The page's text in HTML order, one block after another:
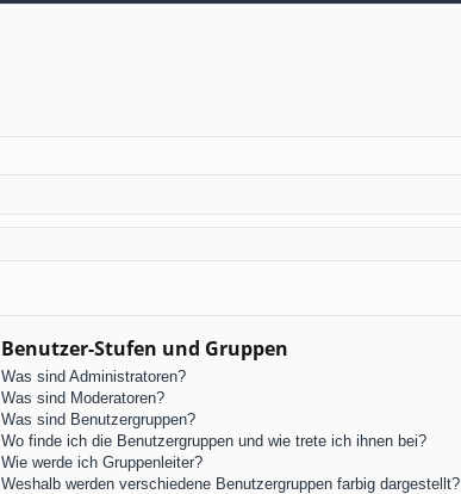
Benutzer-Stufen und Gruppen
Was sind Administratoren?
Was sind Moderatoren?
Was sind Benutzergruppen?
Wo finde ich die Benutzergruppen und wie trete ich ihnen bei?
Wie werde ich Gruppenleiter?
Weshalb werden verschiedene Benutzergruppen farbig dargestellt?